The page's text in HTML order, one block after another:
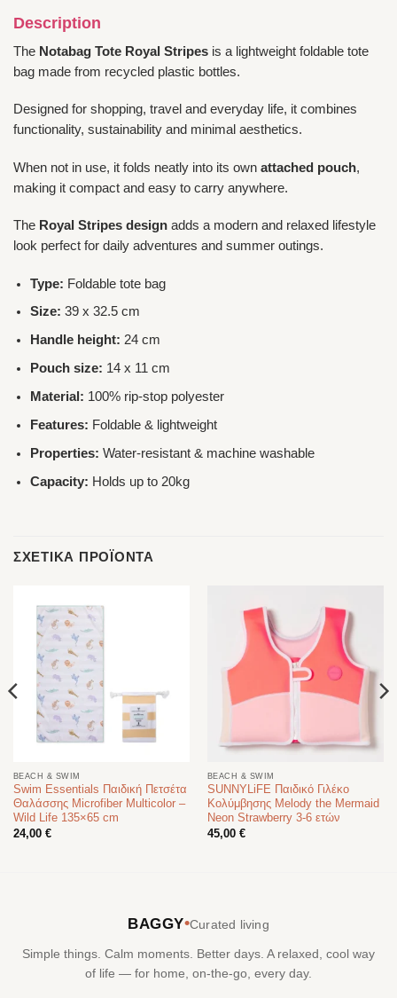
Description
The Notabag Tote Royal Stripes is a lightweight foldable tote
bag made from recycled plastic bottles.
Designed for shopping, travel and everyday life, it combines
functionality, sustainability and minimal aesthetics.
When not in use, it folds neatly into its own attached pouch,
making it compact and easy to carry anywhere.
The Royal Stripes design adds a modern and relaxed lifestyle
look perfect for daily adventures and summer outings.
Type: Foldable tote bag
Size: 39 x 32.5 cm
Handle height: 24 cm
Pouch size: 14 x 11 cm
Material: 100% rip-stop polyester
Features: Foldable & lightweight
Properties: Water-resistant & machine washable
Capacity: Holds up to 20kg
ΣΧΕΤΙΚΆ ΠΡΟΪΌΝΤΑ
BEACH & SWIM
Swim Essentials Παιδική Πετσέτα
Θαλάσσης Microfiber Multicolor –
Wild Life 135×65 cm
24,00 €
BEACH & SWIM
SUNNYLiFE Παιδικό Γιλέκο
Κολύμβησης Melody the Mermaid
Neon Strawberry 3-6 ετών
45,00 €
BAGGY•Curated living
Simple things. Calm moments. Better days. A relaxed, cool way
of life — for home, on-the-go, every day.